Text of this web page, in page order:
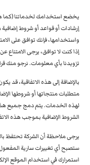
يخضع استخدامك لخدماتنا (كما
إرشادات أو قواعد أو شروط
واستخدامها، فإنك توافق على
إذا كنت لا توافق، يرجى الامتناع
تزويدنا بأي معلومات. نرجو منك
بالإضافة إلى هذه الاتفاقية، قد
متطلبات منتجاتها أو شروطها
لهذه الخدمات. يتم دمج جميع هذه
الشروط الإضافية بموجب هذه
يرجى ملاحظة أن الشركة تحتفظ
ستصبح أي تغييرات سارية المفعول
استمرارك في استخدام الموقع